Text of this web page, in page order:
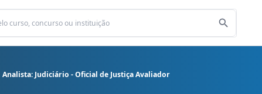
Analista: Judiciário - Oficial de Justiça Avaliador